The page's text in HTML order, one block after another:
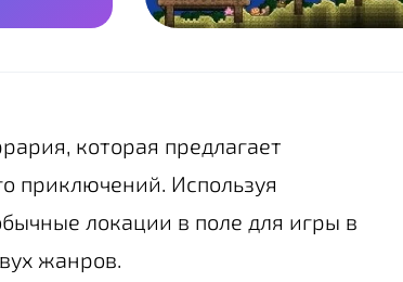
которая предлагает
приключений. Используя
локации в поле для игры в
жанров.